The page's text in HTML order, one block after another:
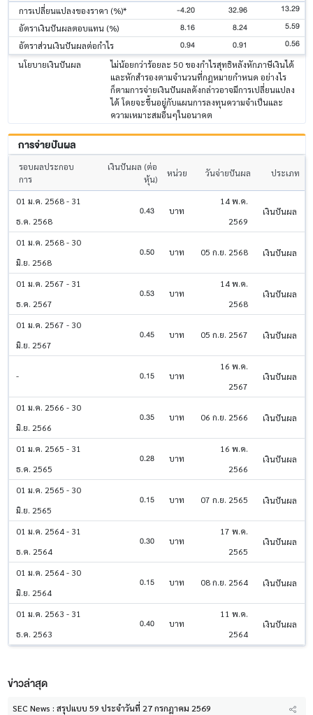
การเปลี่ยนแปลงของราคา (%)*
-4.20 32.96 13.29
อัตราเงินปันผลตอบแทน (%) 8.16 8.24 5.59
อัตราส่วนเงินปันผลต่อกำไร 0.94 0.91 0.56
นโยบายเงินปันผล
ไม่น้อยกว่าร้อยละ 50 ของกำไรสุทธิหลังหักภาษีเงินได้
และหักสำรองตามจำนวนที่กฎหมายกําหนด อย่างไร
ก็ตามการจ่ายเงินปันผลดังกล่าวอาจมีการเปลี่ยนแปลง
ได้ โดยจะขึ้นอยู่กับแผนการลงทุนความจําเป็นและ
ความเหมาะสมอื่นๆในอนาคต
การจ่ายปันผล
รอบผลประกอบ
การ
เงินปันผล (ต่อ
หุ้น)
หน่วย วันจ่ายปันผล ประเภท
01 ม.ค. 2568 - 31
ธ.ค. 2568
0.43 บาท
14 พ.ค.
2569
เงินปันผล
01 ม.ค. 2568 - 30
มิ.ย. 2568
0.50 บาท 05 ก.ย. 2568 เงินปันผล
01 ม.ค. 2567 - 31
ธ.ค. 2567
0.53 บาท
14 พ.ค.
2568
เงินปันผล
01 ม.ค. 2567 - 30
มิ.ย. 2567
0.45 บาท 05 ก.ย. 2567 เงินปันผล
- 0.15 บาท
16 พ.ค.
2567
เงินปันผล
01 ม.ค. 2566 - 30
มิ.ย. 2566
0.35 บาท 06 ก.ย. 2566 เงินปันผล
01 ม.ค. 2565 - 31
ธ.ค. 2565
0.28 บาท
16 พ.ค.
2566
เงินปันผล
01 ม.ค. 2565 - 30
มิ.ย. 2565
0.15 บาท 07 ก.ย. 2565 เงินปันผล
01 ม.ค. 2564 - 31
ธ.ค. 2564
0.30 บาท
17 พ.ค.
2565
เงินปันผล
01 ม.ค. 2564 - 30
มิ.ย. 2564
0.15 บาท 08 ก.ย. 2564 เงินปันผล
01 ม.ค. 2563 - 31
ธ.ค. 2563
0.40 บาท
11 พ.ค.
2564
เงินปันผล
ข่าวล่าสุด
SEC News : สรุปแบบ 59 ประจำวันที่ 27 กรกฎาคม 2569